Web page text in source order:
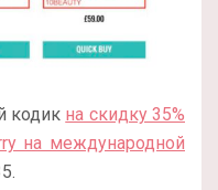
кодик на скидку 35%
на международной